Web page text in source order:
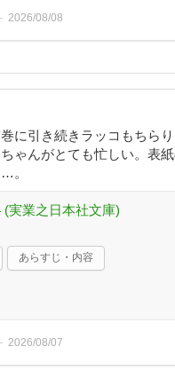
2026/08/08
に引き続きラッコもちら
ゃんがとても忙しい。表
。
(実業之日本社文庫)
あらすじ・内容
2026/08/07